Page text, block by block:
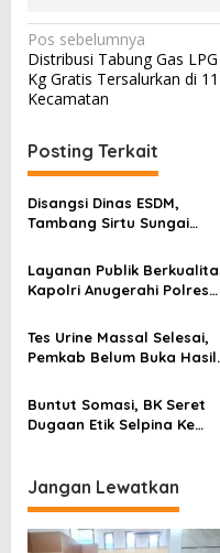
N
a
v
i
g
a
s
i
p
s
Pos sebelumnya
Distribusi Tabung Gas
Kg Gratis Tersalurkan di 11
Kecamatan
Posting Terkait
Disangsi Dinas ESDM,
Tambang Sirtu Sungai
Beban
Layanan Publik
Kapolri Anugerahi Polres
Prima
Tes Urine Massal Selesai,
Pemkab Belum Buka Hasil
Buntut Somasi, BK Seret
Dugaan Etik Selpina Ke
Jangan Lewatkan